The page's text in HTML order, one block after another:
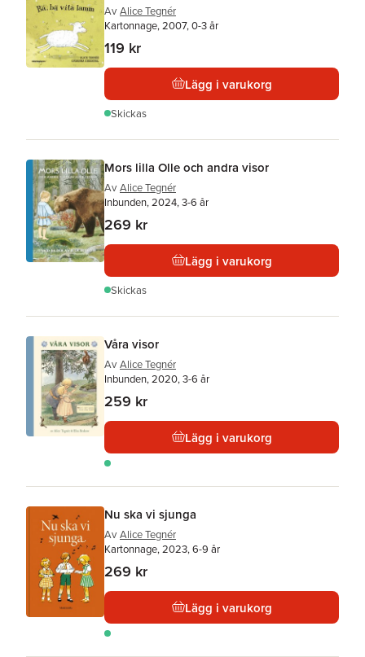
Av Alice Tegnér
Kartonnage, 2007, 0-3 år
119 kr
Lägg i varukorg
Skickas
Mors lilla Olle och andra visor
Av Alice Tegnér
Inbunden, 2024, 3-6 år
269 kr
Lägg i varukorg
Skickas
Våra visor
Av Alice Tegnér
Inbunden, 2020, 3-6 år
259 kr
Lägg i varukorg
Nu ska vi sjunga
Av Alice Tegnér
Kartonnage, 2023, 6-9 år
269 kr
Lägg i varukorg